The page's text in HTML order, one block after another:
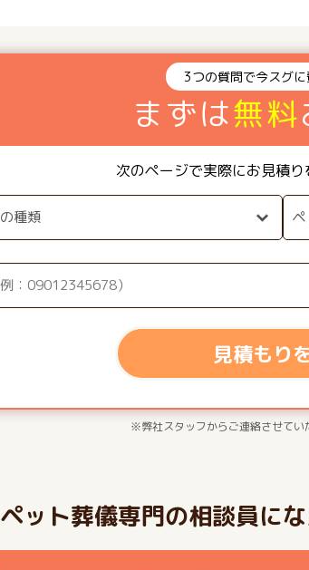
3つの質問で今スグ
まずは無料
次のページで実際にお見積
見積もり
※弊社スタッフからご連絡させてい
ペット葬儀専門の相談員に